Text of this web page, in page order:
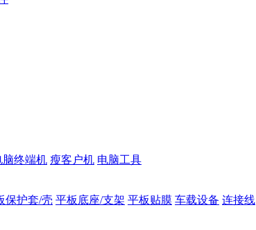
脑终端机 瘦客户机 电脑工具
保护套/壳 平板底座/支架 平板贴膜 车载设备 连接线